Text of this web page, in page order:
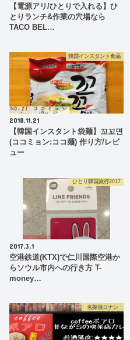
【電源アリ/ひとりで入れる】ひ
とりランチ&作業の穴場なら
TACO BEL…
韓国インスタント食品
2018.11.21
【韓国インスタント袋麺】꼬꼬면
(ココミョン:ココ麺) 作り方/レビ
ュー
ひとり韓国旅行2017
2017.3.1
空港鉄道(KTX)で仁川国際空港か
らソウル市内への行き方 T-
money…
名探偵コナン